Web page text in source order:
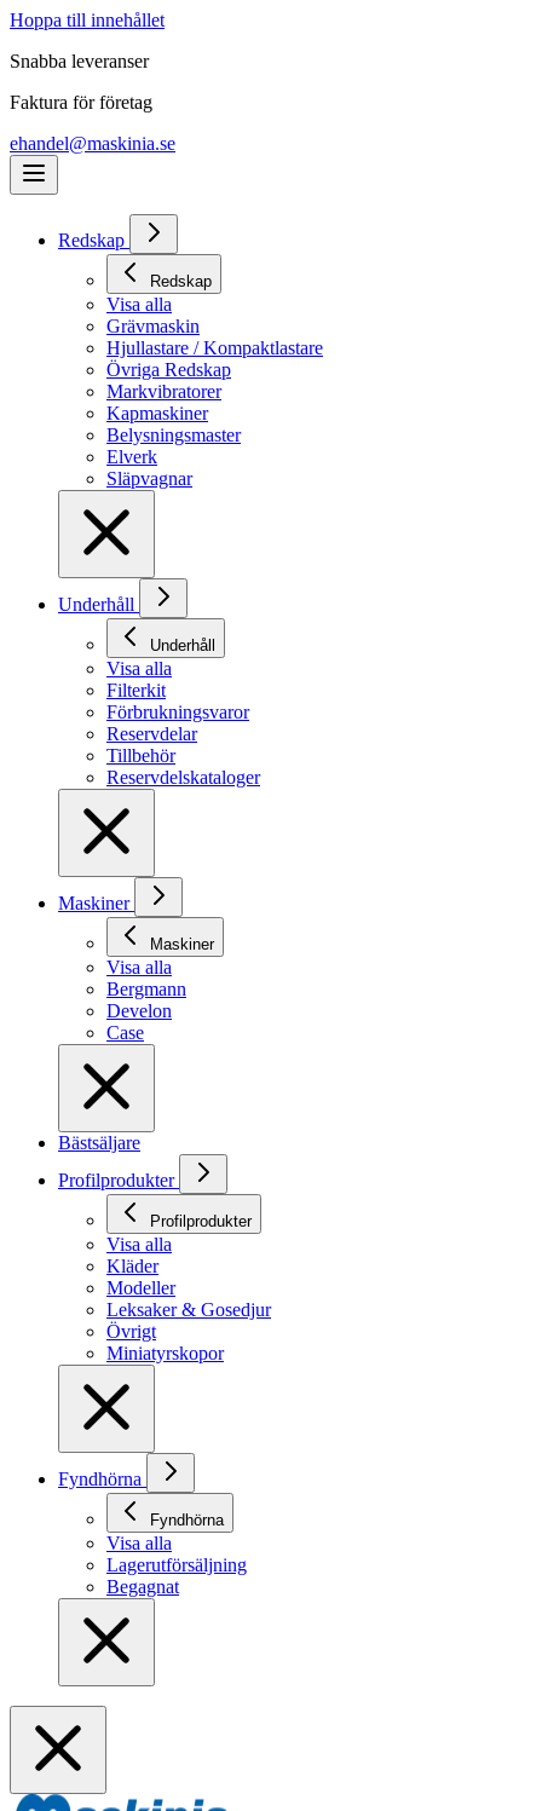
Hoppa till innehållet
Snabba leveranser
Faktura för företag
ehandel@maskinia.se
Redskap
Redskap
Visa alla
Grävmaskin
Hjullastare / Kompaktlastare
Övriga Redskap
Markvibratorer
Kapmaskiner
Belysningsmaster
Elverk
Släpvagnar
Underhåll
Underhåll
Visa alla
Filterkit
Förbrukningsvaror
Reservdelar
Tillbehör
Reservdelskataloger
Maskiner
Maskiner
Visa alla
Bergmann
Develon
Case
Bästsäljare
Profilprodukter
Profilprodukter
Visa alla
Kläder
Modeller
Leksaker & Gosedjur
Övrigt
Miniatyrskopor
Fyndhörna
Fyndhörna
Visa alla
Lagerutförsäljning
Begagnat